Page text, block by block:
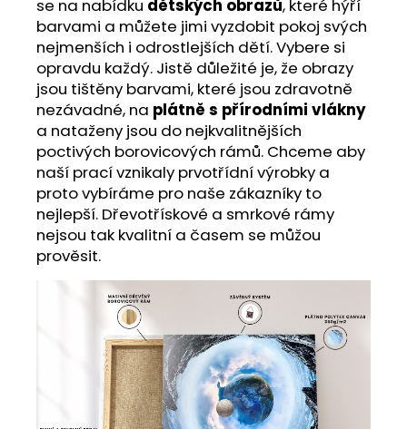
se na nabídku dětských obrazů, které hýří
barvami a můžete jimi vyzdobit pokoj svých
nejmenších i odrostlejších dětí. Vybere si
opravdu každý. Jistě důležité je, že obrazy
jsou tištěny barvami, které jsou zdravotně
nezávadné, na plátně s přírodními vlákny
a nataženy jsou do nejkvalitnějších
poctivých borovicových rámů. Chceme aby
naší prací vznikaly prvotřídní výrobky a
proto vybíráme pro naše zákazníky to
nejlepší. Dřevotřískové a smrkové rámy
nejsou tak kvalitní a časem se můžou
prověsit.